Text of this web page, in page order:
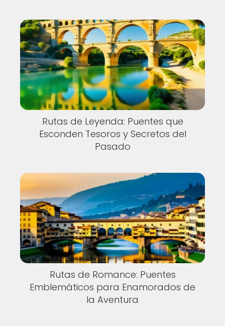
Rutas de Leyenda: Puentes que
Esconden Tesoros y Secretos del
Pasado
Rutas de Romance: Puentes
Emblemáticos para Enamorados de
la Aventura